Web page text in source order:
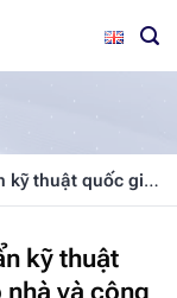
kỹ thuật quốc gia
kỹ thuật
và công